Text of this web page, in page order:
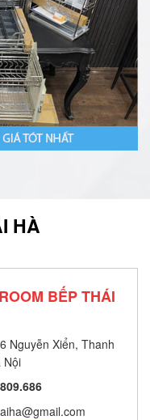
HÀ
BẾP THÁI
Nguyễn Xiển, Thanh
Nội